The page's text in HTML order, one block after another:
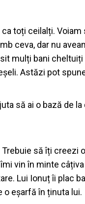
toți ceilalți.
ceva, dar nu
mulți bani
Astăzi pot
să ai o bază de
să îți creezi
vin în minte
Lui Ionuț îi plac
o eșarfă în ținuta lui.